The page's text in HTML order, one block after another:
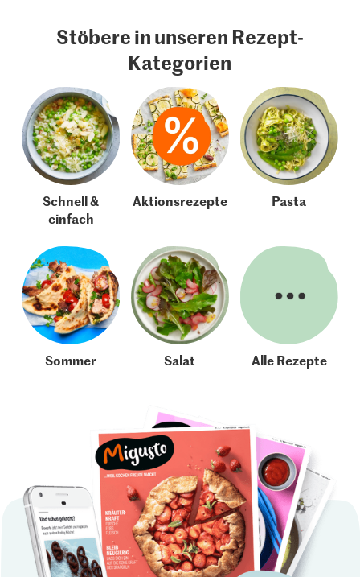
Stöbere in unseren Rezept-
Kategorien
Schnell &
einfach
Aktionsrezepte Pasta
Sommer Salat Alle Rezepte